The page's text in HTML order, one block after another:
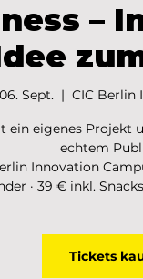
–
Sept.
  |
CIC Berlin
ein eigenes Projekt
echtem
Innovation
· 39 € inkl.
Tickets